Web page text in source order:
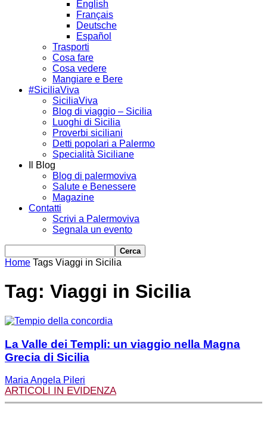
English
Français
Deutsche
Español
Trasporti
Cosa fare
Cosa vedere
Mangiare e Bere
#SiciliaViva
SiciliaViva
Blog di viaggio – Sicilia
Luoghi di Sicilia
Proverbi siciliani
Detti popolari a Palermo
Specialità Siciliane
Il Blog
Blog di palermoviva
Salute e Benessere
Magazine
Contatti
Scrivi a Palermoviva
Segnala un evento
Home Tags Viaggi in Sicilia
Tag: Viaggi in Sicilia
La Valle dei Templi: un viaggio nella Magna
Grecia di Sicilia
Maria Angela Pileri
ARTICOLI IN EVIDENZA